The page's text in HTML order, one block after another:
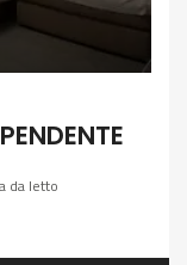
da letto